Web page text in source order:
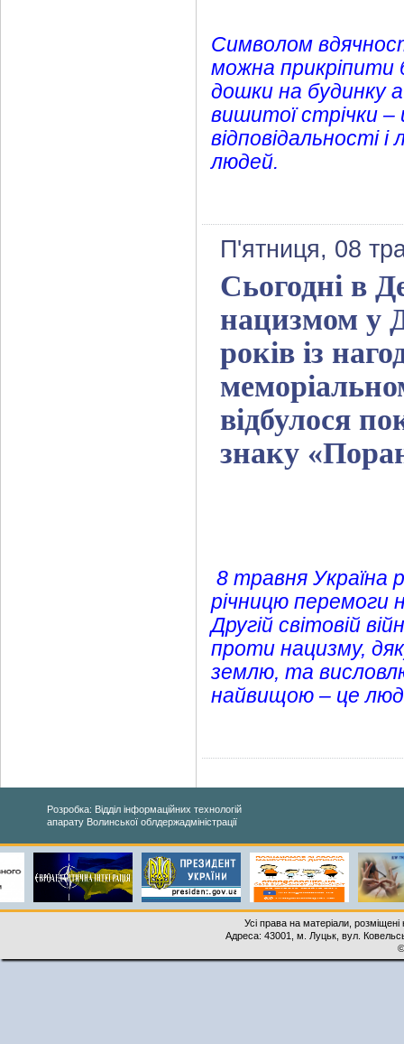
Символом
можна прикріпити
дошки на будинку
вишитої стрічки –
відповідальності
людей.
П'ятниця, 08
Сьогодні в
нацизмом у
років із
відбулося
знаку
8 травня Україна
річницю перемоги
Другій світовій
проти нацизму,
землю, та
найвищою – це
Розробка: Відділ інформаційних технологій
апарату Волинської облдержадміністрації
Усі права на матеріали,
Адреса: 43001, м. Луцьк, вул.